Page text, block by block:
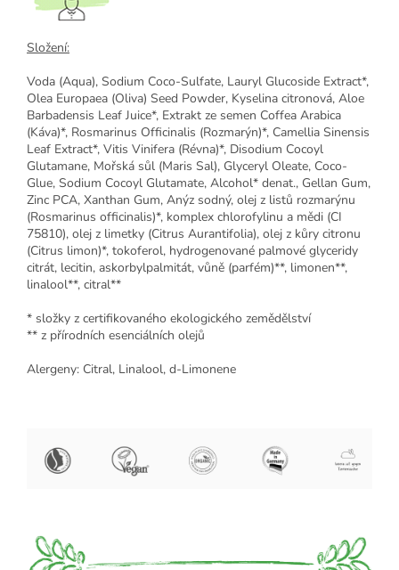
Složení:
Voda (Aqua), Sodium Coco-Sulfate, Lauryl Glucoside Extract*,
Olea Europaea (Oliva) Seed Powder, Kyselina citronová, Aloe
Barbadensis Leaf Juice*, Extrakt ze semen Coffea Arabica
(Káva)*, Rosmarinus Officinalis (Rozmarýn)*, Camellia Sinensis
Leaf Extract*, Vitis Vinifera (Révna)*, Disodium Cocoyl
Glutamane, Mořská sůl (Maris Sal), Glyceryl Oleate, Coco-
Glue, Sodium Cocoyl Glutamate, Alcohol* denat., Gellan Gum,
Zinc PCA, Xanthan Gum, Anýz sodný, olej z listů rozmarýnu
(Rosmarinus officinalis)*, komplex chlorofylinu a mědi (CI
75810), olej z limetky (Citrus Aurantifolia), olej z kůry citronu
(Citrus limon)*, tokoferol, hydrogenované palmové glyceridy
citrát, lecitin, askorbylpalmitát, vůně (parfém)**, limonen**,
linalool**, citral**
* složky z certifikovaného ekologického zemědělství
** z přírodních esenciálních olejů
Alergeny: Citral, Linalool, d-Limonene